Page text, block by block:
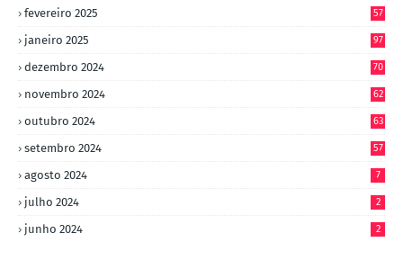
fevereiro 2025 57
janeiro 2025 97
dezembro 2024 70
novembro 2024 62
outubro 2024 63
setembro 2024 57
agosto 2024 7
julho 2024 2
junho 2024 2